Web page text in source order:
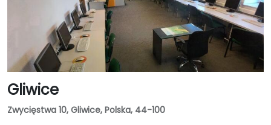
22 minut (9 przystanków). Przystankiem docelowym
jest Armii Krajowej ZIAD, który znajduję się 400
metrów od sali szkoleniowej ZIAD. W ten sam sposób
można dostać się do ZIAD z dworca PKP Bielsko Biała
Główna.
Gliwice
Zwycięstwa 10, Gliwice, Polska, 44-100